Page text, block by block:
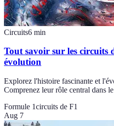
Circuits6 min
Tout savoir sur les circuits
évolution
Explorez l'histoire fascinante et
Comprenez leur rôle central dans
Formule 1circuits de F1
Aug 7